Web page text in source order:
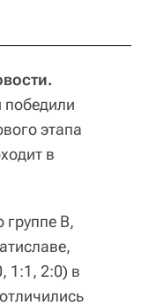
этапа
в
группе B,
1:1, 2:0) в